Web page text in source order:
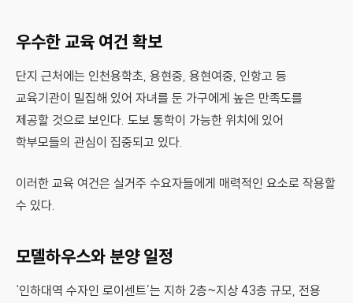
우수한 교육 여건 확보
단지 근처에는 인천용학초, 용현중, 용현여중, 인항고 등
교육기관이 밀집해 있어 자녀를 둔 가구에게 높은 만족도를
제공할 것으로 보인다. 도보 통학이 가능한 위치에 있어
학부모들의 관심이 집중되고 있다.
이러한 교육 여건은 실거주 수요자들에게 매력적인 요소로 작용할
수 있다.
모델하우스와 분양 일정
‘인하대역 수자인 로이센트’는 지하 2층~지상 43층 규모, 전용